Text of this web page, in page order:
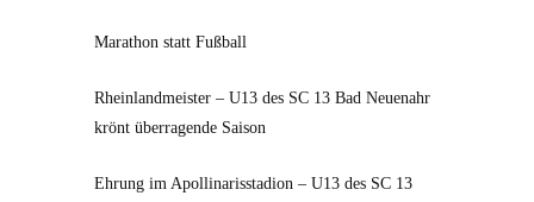
Marathon statt Fußball
Rheinlandmeister – U13 des SC 13 Bad Neuenahr
krönt überragende Saison
Ehrung im Apollinarisstadion – U13 des SC 13